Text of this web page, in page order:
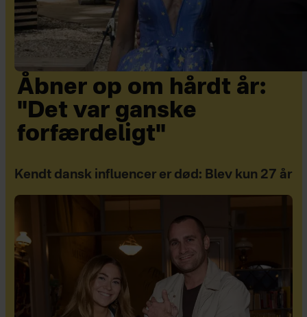
Åbner op om hårdt år:
"Det var ganske
forfærdeligt"
Kendt dansk influencer er død: Blev kun 27 år